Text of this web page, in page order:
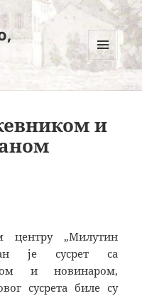
ИЗБОРНИК
ВИЏЕТИ
и
„Милутин
је сусрет са
и новинаром,
сусрета биле су